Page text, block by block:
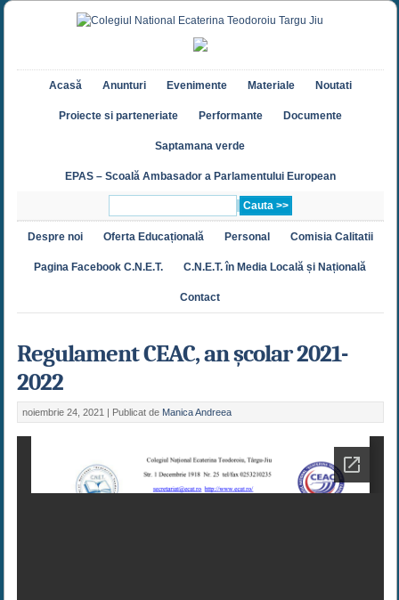
Acasă Anunturi Evenimente Materiale Noutati
Proiecte si parteneriate Performante Documente
Saptamana verde
EPAS – Scoală Ambasador a Parlamentului European
Despre noi Oferta Educațională Personal Comisia Calitatii
Pagina Facebook C.N.E.T. C.N.E.T. în Media Locală și Națională
Contact
Regulament CEAC, an școlar 2021-
2022
noiembrie 24, 2021 | Publicat de Manica Andreea